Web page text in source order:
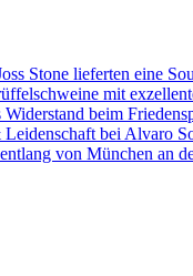
Stone lieferten eine
mit
beim
bei Alvaro
von München an